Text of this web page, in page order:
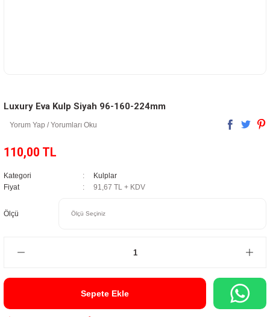
Luxury Eva Kulp Siyah 96-160-224mm
Yorum Yap / Yorumları Oku
110,00 TL
Kategori
Kulplar
Fiyat
91,67 TL + KDV
Ölçü
Sepete Ekle